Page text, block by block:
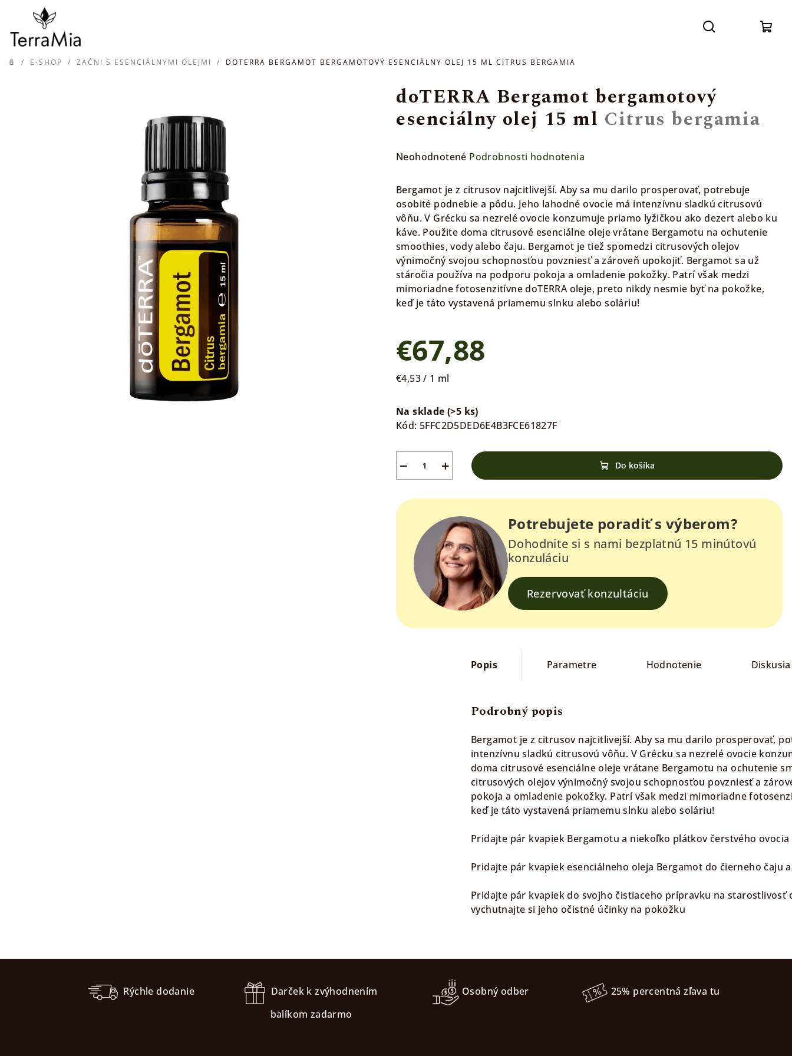
obsah
DOMOV
/ E-SHOP / ZAČNI S ESENCIÁLNYMI OLEJMI / DOTERRA BERGAMOT BERGAMOTOVÝ ESENCIÁLNY OLEJ 15 ML CITRUS BERGAMIA
doTERRA Bergamot bergamotový
esenciálny olej 15 ml Citrus bergamia
Priemerné
produktu
0,0
z
hviezdičiek.
Neohodnotené Podrobnosti hodnotenia
Bergamot je z citrusov najcitlivejší. Aby sa mu darilo prosperovať, potrebuje
osobité podnebie a pôdu. Jeho lahodné ovocie má intenzívnu sladkú citrusovú
vôňu. V Grécku sa nezrelé ovocie konzumuje priamo lyžičkou ako dezert alebo ku
káve. Použite doma citrusové esenciálne oleje vrátane Bergamotu na ochutenie
smoothies, vody alebo čaju. Bergamot je tiež spomedzi citrusových olejov
výnimočný svojou schopnosťou povzniesť a zároveň upokojiť. Bergamot sa už
stáročia používa na podporu pokoja a omladenie pokožky. Patrí však medzi
mimoriadne fotosenzitívne doTERRA oleje, preto nikdy nesmie byť na pokožke,
keď je táto vystavená priamemu slnku alebo soláriu!
€67,88
Jednotková
€4,53 / 1 ml
Na sklade(>5 ks)
Kód: 5FFC2D5DED6E4B3FCE61827F
+
− Do košíka
Potrebujete poradiť s výberom?
Dohodnite si s nami bezplatnú 15 minútovú
konzuláciu
Rezervovať konzultáciu
Popis Parametre Hodnotenie Diskusia
Podrobný popis
Bergamot je z citrusov najcitlivejší. Aby sa mu darilo prosperovať,
intenzívnu sladkú citrusovú vôňu. V Grécku sa nezrelé ovocie
doma citrusové esenciálne oleje vrátane Bergamotu na ochutenie
citrusových olejov výnimočný svojou schopnosťou povzniesť a
pokoja a omladenie pokožky. Patrí však medzi mimoriadne
keď je táto vystavená priamemu slnku alebo soláriu!
Pridajte pár kvapiek Bergamotu a niekoľko plátkov čerstvého
Pridajte pár kvapiek esenciálneho oleja Bergamot do čierneho čaju
Pridajte pár kvapiek do svojho čistiaceho prípravku na
vychutnajte si jeho očistné účinky na pokožku
Rýchle dodanie
Darček k zvýhodnením
balíkom zadarmo
Osobný odber 25% percentná zľava tu